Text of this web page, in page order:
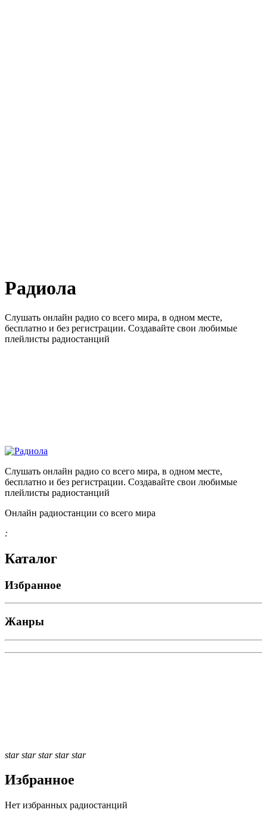
Радиола
Слушать онлайн радио со всего мира, в одном месте,
бесплатно и без регистрации. Создавайте свои любимые
плейлисты радиостанций
Слушать онлайн радио со всего мира, в одном месте,
бесплатно и без регистрации. Создавайте свои любимые
плейлисты радиостанций
Онлайн радиостанции со всего мира
:
Каталог
Избранное
Жанры
star star star star star
Избранное
Нет избранных радиостанций